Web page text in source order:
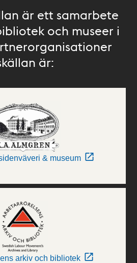
är ett samarbete
och museer i
är:
& museum
arkiv och bibliotek